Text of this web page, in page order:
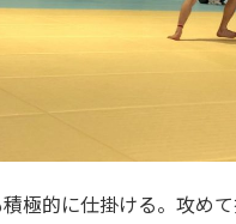
極的に仕掛ける。攻め